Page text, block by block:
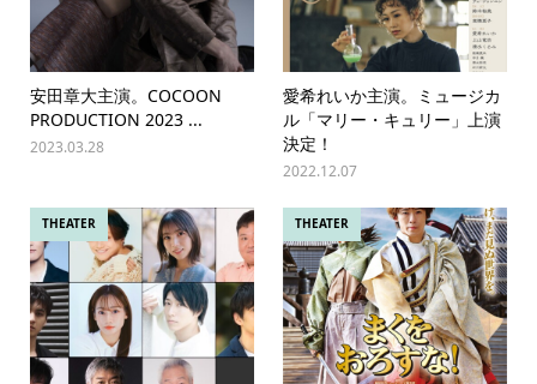
安田章大主演。COCOON
PRODUCTION 2023 ...
2023.03.28
愛希れいか主演。ミュージカ
ル「マリー・キュリー」上演
決定！
2022.12.07
THEATER THEATER